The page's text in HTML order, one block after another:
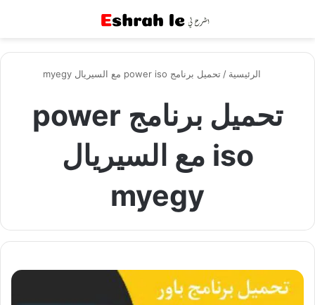
الرئيسية / تحميل برنامج power iso مع السيريال myegy
تحميل برنامج power
iso مع السيريال
myegy